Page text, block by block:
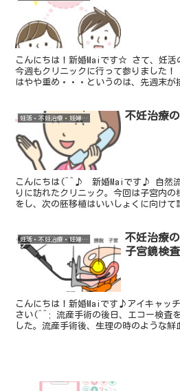
こんにちは！新婚Maiです☆ さて、妊活
今週もクリニックに行って参りました！
はやや重め・・・というのは、先週末が
妊活・不妊治療・妊婦健診 不妊治療
こんにちは(^^♪ 新婚Maiです♪ 自然流
りに訪れたクリニック。今回は子宮内
をし、次の胚移植はいいしょくに向けて
妊活・不妊治療・妊婦健診
不妊治療
子宮鏡検
こんにちは！新婚Maiです♪アイキャッ
さい(^^; 流産手術の後日、エコー検査
した。流産手術後、生理の時のような鮮